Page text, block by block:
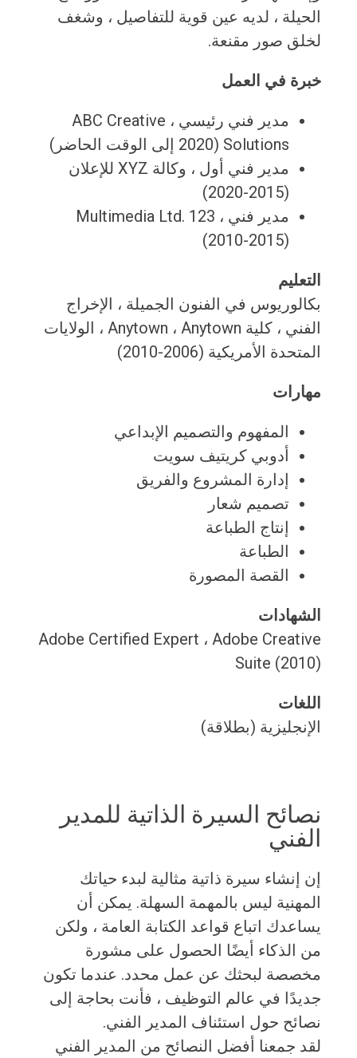
الحيلة ، لديه عين قوية للتفاصيل ، وشغف
لخلق صور مقنعة.
خبرة في العمل
مدير فني رئيسي ، ABC Creative
Solutions (2020 إلى الوقت الحاضر)
مدير فني أول ، وكالة XYZ للإعلان
(2015-2020)
مدير فني ، 123 Multimedia Ltd.
(2010-2015)
التعليم
بكالوريوس في الفنون الجميلة ، الإخراج
الفني ، كلية Anytown ، Anytown ، الولايات
المتحدة الأمريكية (2006-2010)
مهارات
المفهوم والتصميم الإبداعي
أدوبي كريتيف سويت
إدارة المشروع والفريق
تصميم شعار
إنتاج الطباعة
الطباعة
القصة المصورة
الشهادات
Adobe Certified Expert ، Adobe Creative
Suite (2010)
اللغات
الإنجليزية (بطلاقة)
نصائح السيرة الذاتية للمدير
الفني
إن إنشاء سيرة ذاتية مثالية لبدء حياتك
المهنية ليس بالمهمة السهلة. يمكن أن
يساعدك اتباع قواعد الكتابة العامة ، ولكن
من الذكاء أيضًا الحصول على مشورة
مخصصة لبحثك عن عمل محدد. عندما تكون
جديدًا في عالم التوظيف ، فأنت بحاجة إلى
نصائح حول استئناف المدير الفني.
لقد جمعنا أفضل النصائح من المدير الفني